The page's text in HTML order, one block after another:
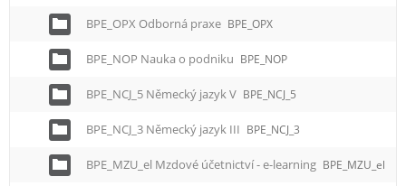
BPE_OPX Odborná praxe BPE_OPX
BPE_NOP Nauka o podniku BPE_NOP
BPE_NCJ_5 Německý jazyk V BPE_NCJ_5
BPE_NCJ_3 Německý jazyk III BPE_NCJ_3
BPE_MZU_el Mzdové účetnictví - e-learning BPE_MZU_el